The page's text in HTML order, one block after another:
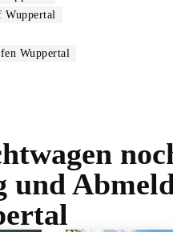
Wuppertal
Wuppertal
und